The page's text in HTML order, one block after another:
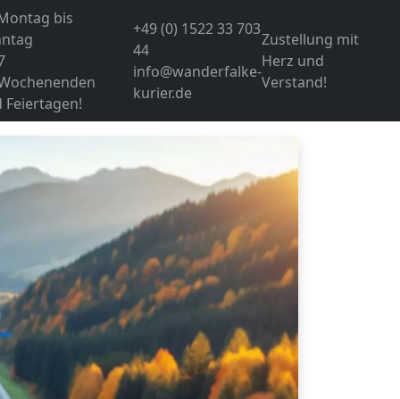
bis
Feiertagen!
+49 (0) 1522 33 703
44
info@wanderfalke-
kurier.de
Zustellung mit
Herz und
Verstand!